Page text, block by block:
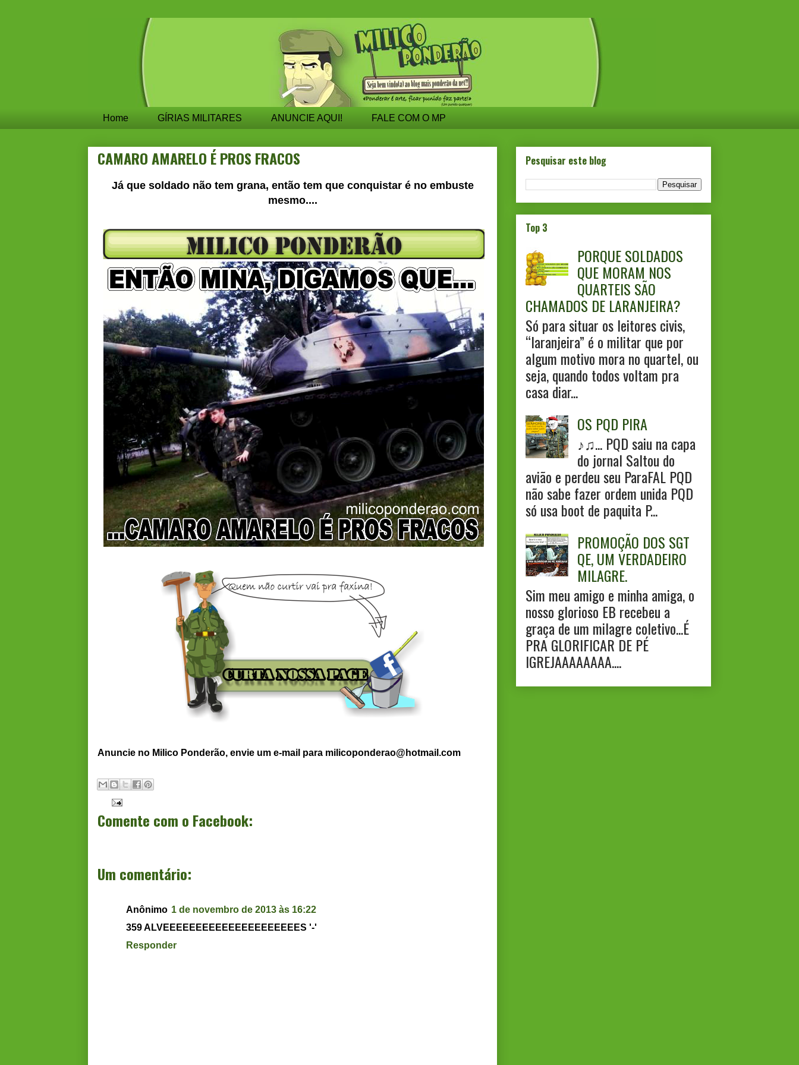
Home GÍRIAS MILITARES ANUNCIE AQUI! FALE COM O MP
CAMARO AMARELO É PROS FRACOS
Já que soldado não tem grana, então tem que conquistar é no embuste
mesmo....
Anuncie no Milico Ponderão, envie um e-mail para milicoponderao@hotmail.com
Comente com o Facebook:
Um comentário:
Anônimo 1 de novembro de 2013 às 16:22
359 ALVEEEEEEEEEEEEEEEEEEEEES '-'
Responder
Pesquisar este blog
Top 3
PORQUE SOLDADOS
QUE MORAM NOS
QUARTEIS SÃO
CHAMADOS DE LARANJEIRA?
Só para situar os leitores civis,
“laranjeira” é o militar que por
algum motivo mora no quartel, ou
seja, quando todos voltam pra
casa diar...
OS PQD PIRA
♪♫... PQD saiu na capa
do jornal Saltou do
avião e perdeu seu ParaFAL PQD
não sabe fazer ordem unida PQD
só usa boot de paquita P...
PROMOÇÃO DOS SGT
QE, UM VERDADEIRO
MILAGRE.
Sim meu amigo e minha amiga, o
nosso glorioso EB recebeu a
graça de um milagre coletivo...É
PRA GLORIFICAR DE PÉ
IGREJAAAAAAAA....